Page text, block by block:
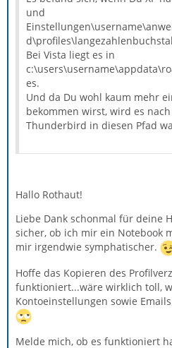
und
Bei Vista liegt es in
es.
Und da Du wohl kaum mehr
bekommen wirst, wird es
Thunderbird in diesen Pfad
Hallo Rothaut!
Liebe Dank schonmal für deine
sicher, ob ich mir ein Notebook
mir irgendwie symphatischer.
Hoffe das Kopieren des
funktioniert...wäre wirklich toll,
Kontoeinstellungen sowie
Melde mich, ob es funktioniert